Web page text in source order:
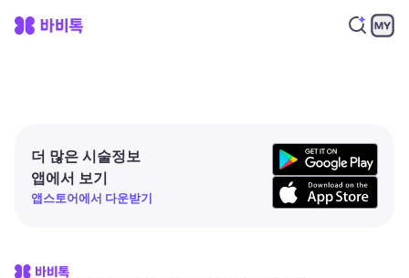
더 많은 시술정보
앱에서 보기
앱스토어에서 다운받기